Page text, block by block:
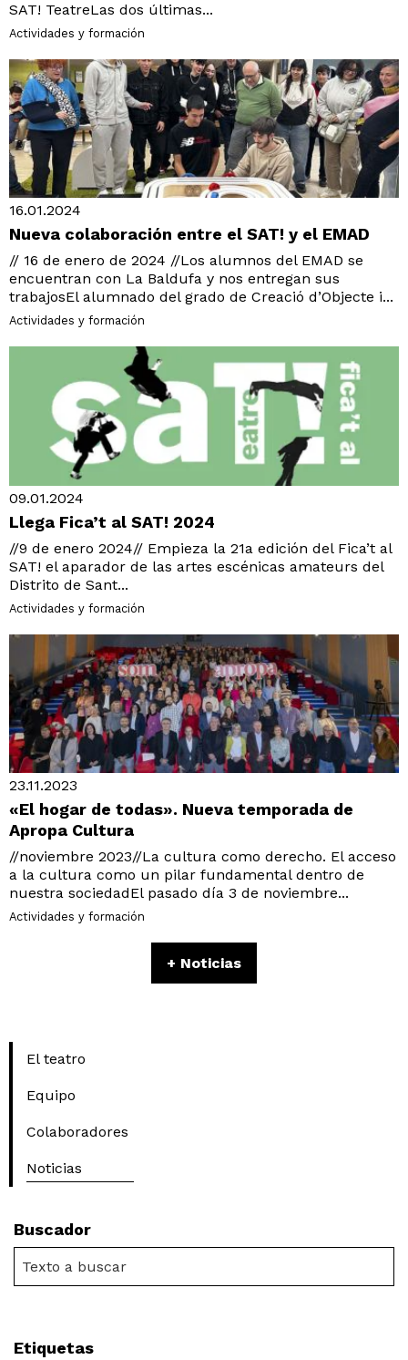
SAT! TeatreLas dos últimas...
Actividades y formación
16.01.2024
Nueva colaboración entre el SAT! y el EMAD
// 16 de enero de 2024 //Los alumnos del EMAD se
encuentran con La Baldufa y nos entregan sus
trabajosEl alumnado del grado de Creació d’Objecte i...
Actividades y formación
09.01.2024
Llega Fica’t al SAT! 2024
//9 de enero 2024// Empieza la 21a edición del Fica’t al
SAT! el aparador de las artes escénicas amateurs del
Distrito de Sant...
Actividades y formación
23.11.2023
«El hogar de todas». Nueva temporada de
Apropa Cultura
//noviembre 2023//La cultura como derecho. El acceso
a la cultura como un pilar fundamental dentro de
nuestra sociedadEl pasado día 3 de noviembre...
Actividades y formación
+ Noticias
El teatro
Equipo
Colaboradores
Noticias
Buscador
Etiquetas